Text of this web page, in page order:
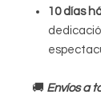
10 días
🚚 Envíos a